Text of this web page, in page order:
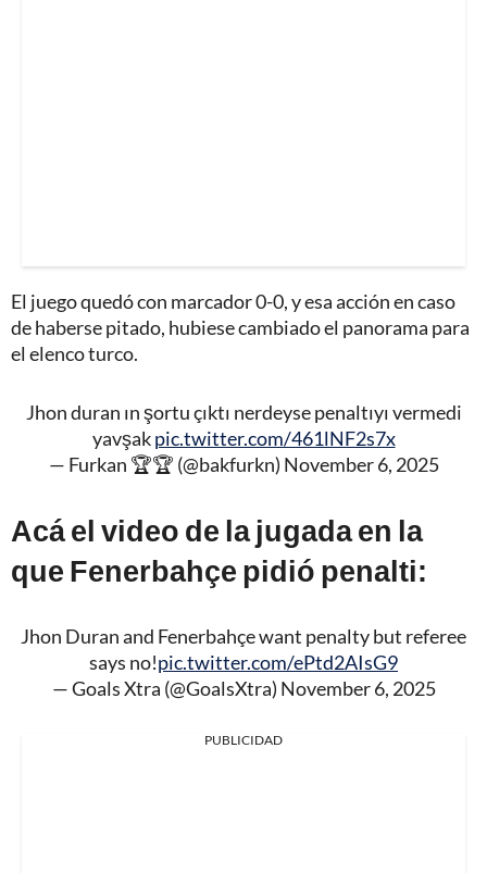
El juego quedó con marcador 0-0, y esa acción en caso
de haberse pitado, hubiese cambiado el panorama para
el elenco turco.
Jhon duran ın şortu çıktı nerdeyse penaltıyı vermedi
yavşakpic.twitter.com/461lNF2s7x
— Furkan 🏆🏆 (@bakfurkn) November 6, 2025
Acá el video de la jugada en la
que Fenerbahçe pidió penalti:
Jhon Duran and Fenerbahçe want penalty but referee
says no!pic.twitter.com/ePtd2AIsG9
— Goals Xtra (@GoalsXtra) November 6, 2025
PUBLICIDAD